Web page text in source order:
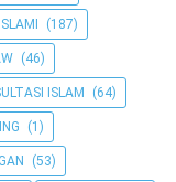
(187)
(46)
ISLAM (64)
(1)
(53)